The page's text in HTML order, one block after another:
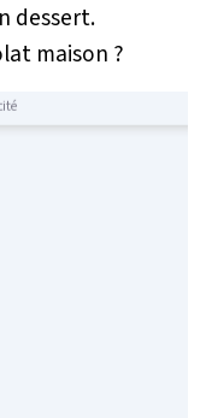
dessert.
maison ?